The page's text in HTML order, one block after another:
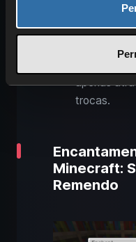
juntamente
apenas
trocas.
Minecraft:
Remendo